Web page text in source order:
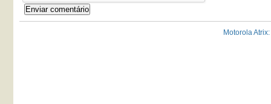
Motorola